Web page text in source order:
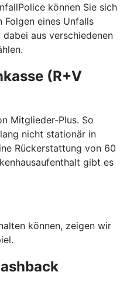
können Sie sich
Folgen eines Unfalls
aus verschiedenen
(R+V
Mitglieder-Plus. So
nicht stationär in
Rückerstattung von 60
gibt es
können, zeigen wir